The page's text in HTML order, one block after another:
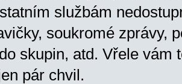
službám
soukromé zprávy,
skupin, atd. Vřele vám
pár chvil.